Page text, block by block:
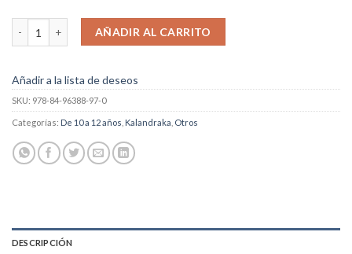
AÑADIR AL CARRITO
Añadir a la lista de deseos
SKU: 978-84-96388-97-0
Categorías: De 10 a 12 años Kalandraka Otros
DESCRIPCIÓN